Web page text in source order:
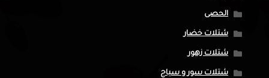
الحصى
شتلات خضار
شتلات زهور
شتلات سور و سياج